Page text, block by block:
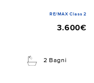
RE/MAX Class 2
3.600€
2 Bagni